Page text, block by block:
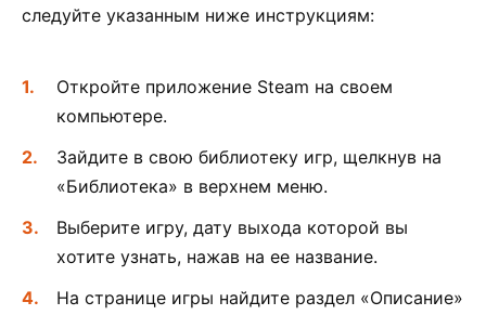
следуйте указанным ниже инструкциям:
Откройте приложение Steam на своем
компьютере.
Зайдите в свою библиотеку игр, щелкнув на
«Библиотека» в верхнем меню.
Выберите игру, дату выхода которой вы
хотите узнать, нажав на ее название.
На странице игры найдите раздел «Описание»